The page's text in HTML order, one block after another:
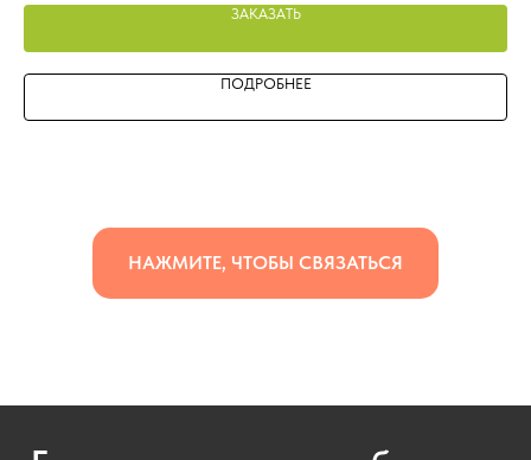
ЗАКАЗАТЬ
ПОДРОБНЕЕ
НАЖМИТЕ, ЧТОБЫ СВЯЗАТЬСЯ